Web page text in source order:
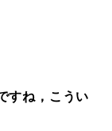
すね，こうい